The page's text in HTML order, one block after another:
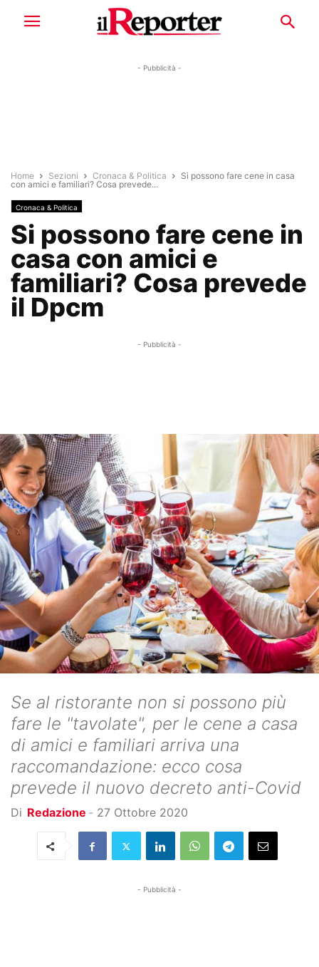
- Pubblicità -
Home Sezioni Cronaca & Politica
Si possono fare cene in casa
con amici e familiari? Cosa prevede...
Cronaca & Politica
Si possono fare cene in
casa con amici e
familiari? Cosa prevede
il Dpcm
- Pubblicità -
Se al ristorante non si possono più
fare le "tavolate", per le cene a casa
di amici e familiari arriva una
raccomandazione: ecco cosa
prevede il nuovo decreto anti-Covid
Di Redazione - 27 Ottobre 2020
- Pubblicità -